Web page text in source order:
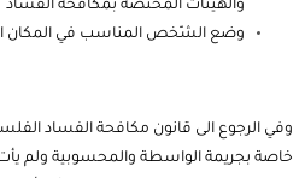
والهيئات المختصة بمكافحة الفساد
وضع الشّخص المناسب في المكان
وفي الرجوع الى قانون مكافحة الفساد
خاصة بجريمة الواسطة والمحسوبية ولم